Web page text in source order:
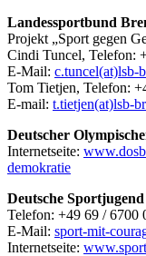
Landessportbund
Projekt „Sport gegen
Cindi Tuncel, Telefon:
E-Mail: c.tuncel(at)lsb-
Tom Tietjen, Telefon:
E-mail: t.tietjen(at)lsb-
Deutscher
Internetseite:
demokratie
Deutsche
Telefon: +49 69 / 6700
E-Mail: sport-mit-
Internetseite: